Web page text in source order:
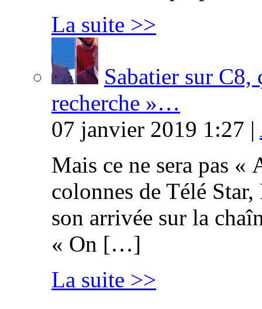
La suite >>
Sabatier sur C8,
recherche »…
07 janvier 2019 1:27 |
Mais ce ne sera pas «
colonnes de Télé
son arrivée sur la
« On […]
La suite >>